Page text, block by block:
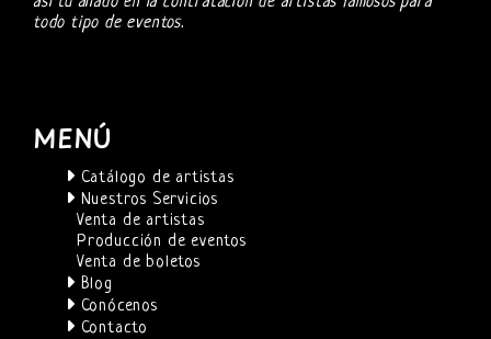
todo tipo de eventos.
MENÚ
Catálogo de artistas
Nuestros Servicios
Venta de artistas
Producción de eventos
Venta de boletos
Blog
Conócenos
Contacto